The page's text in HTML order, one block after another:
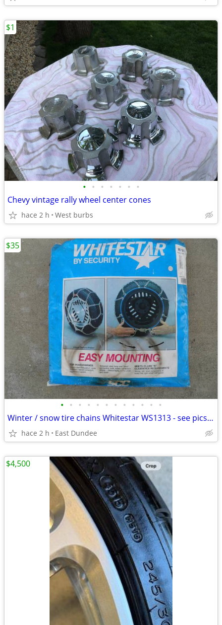
• • • • • • •
Chevy vintage rally wheel center cones
hace 2 h West burbs
$1
• • • • • • • • • • • •
Winter / snow tire chains Whitestar WS1313 - see pics for size info
hace 2 h East Dundee
$35
$4,500